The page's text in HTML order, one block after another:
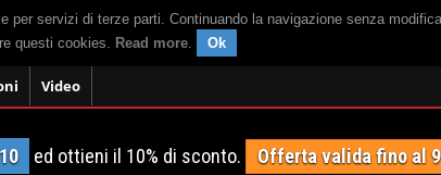
servizi di terze parti. Continuando la navigazione senza
questi cookies. Read more. Ok
Video
ed ottieni il 10% di sconto. Offerta valida fino al